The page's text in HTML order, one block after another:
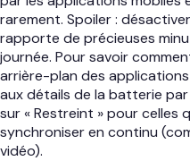
rarement. Spoiler :
rapporte de précieuses
journée. Pour savoir
arrière-plan des
aux détails de la batterie
sur « Restreint » pour celles
synchroniser en continu
vidéo).